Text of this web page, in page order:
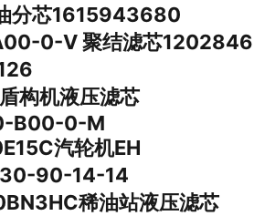
分芯1615943680
0-V 聚结滤芯1202846
构机液压滤芯
B00-0-M
汽轮机EH
90-14-14
稀油站液压滤芯